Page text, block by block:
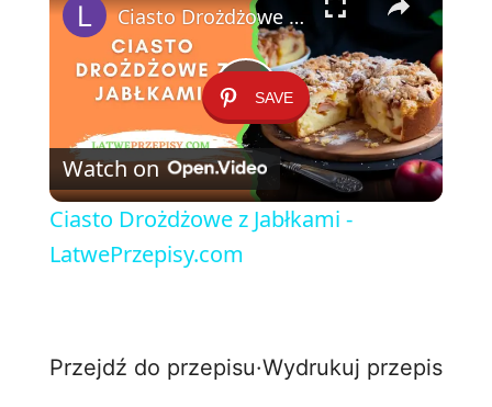
SAVE
P
l
V
Ciasto Drożdżowe z Jabłkami - LatwePrzepisy.com
Watch on
Ciasto Drożdżowe z Jabłkami -
LatwePrzepisy.com
Przejdź do przepisu·Wydrukuj przepis